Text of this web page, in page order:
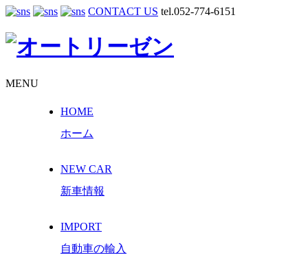
CONTACT US tel.052-774-6151
MENU
HOME
ホーム
NEW CAR
新車情報
IMPORT
自動車の輸入